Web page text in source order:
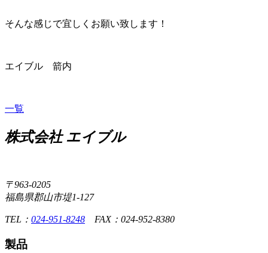
そんな感じで宜しくお願い致します！
エイブル 箭内
一覧
株式会社 エイブル
〒963-0205
福島県郡山市堤1-127
TEL： 024-951-8248 FAX：024-952-8380
製品